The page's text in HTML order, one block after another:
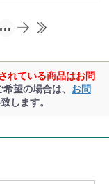
...
れている商品はお問
望の場合は、 お問
します。